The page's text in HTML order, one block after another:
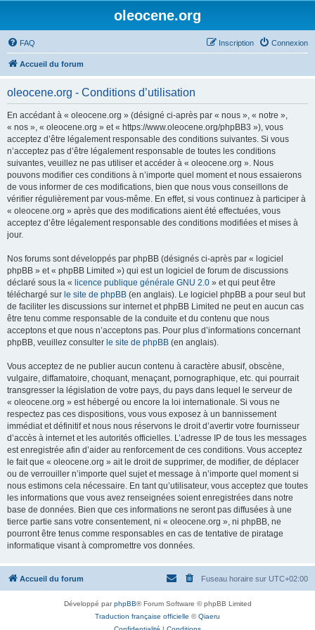
oleocene.org
FAQ Connexion
Inscription
Accueil du forum
oleocene.org - Conditions d’utilisation
En accédant à « oleocene.org » (désigné ci-après par « nous », « notre »,
« nos », « oleocene.org » et « https://www.oleocene.org/phpBB3 »), vous
acceptez d’être légalement responsable des conditions suivantes. Si vous
n’acceptez pas d’être légalement responsable de toutes les conditions
suivantes, veuillez ne pas utiliser et accéder à « oleocene.org ». Nous
pouvons modifier ces conditions à n’importe quel moment et nous essaierons
de vous informer de ces modifications, bien que nous vous conseillons de
vérifier régulièrement par vous-même. En effet, si vous continuez à participer à
« oleocene.org » après que des modifications aient été effectuées, vous
acceptez d’être légalement responsable des conditions modifiées et mises à
jour.
Nos forums sont développés par phpBB (désignés ci-après par « logiciel
phpBB » et « phpBB Limited ») qui est un logiciel de forum de discussions
déclaré sous la « licence publique générale GNU 2.0 » et qui peut être
téléchargé sur le site de phpBB (en anglais). Le logiciel phpBB a pour seul but
de faciliter les discussions sur internet et phpBB Limited ne peut en aucun cas
être tenu comme responsable de la conduite et du contenu que nous
acceptons et que nous n’acceptons pas. Pour plus d’informations concernant
phpBB, veuillez consulter le site de phpBB (en anglais).
Vous acceptez de ne publier aucun contenu à caractère abusif, obscène,
vulgaire, diffamatoire, choquant, menaçant, pornographique, etc. qui pourrait
transgresser la législation de votre pays, du pays dans lequel le serveur de
« oleocene.org » est hébergé ou encore la loi internationale. Si vous ne
respectez pas ces dispositions, vous vous exposez à un bannissement
immédiat et définitif et nous nous réservons le droit d’avertir votre fournisseur
d’accès à internet et les autorités officielles. L’adresse IP de tous les messages
est enregistrée afin d’aider au renforcement de ces conditions. Vous acceptez
le fait que « oleocene.org » ait le droit de supprimer, de modifier, de déplacer
ou de verrouiller n’importe quel sujet et message à n’importe quel moment si
nous estimons cela nécessaire. En tant qu’utilisateur, vous acceptez que toutes
les informations que vous avez renseignées soient enregistrées dans notre
base de données. Bien que ces informations ne seront pas diffusées à une
tierce partie sans votre consentement, ni « oleocene.org », ni phpBB, ne
pourront être tenus comme responsables en cas de tentative de piratage
informatique visant à compromettre vos données.
Accueil du forum Fuseau horaire sur UTC+02:00
Développé parphpBB® Forum Software © phpBB Limited
Traduction française officielle ©Qiaeru